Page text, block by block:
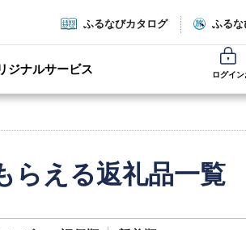
ふるなびカタログ ふる
ジナルサービス ログイン
らえる返礼品一覧